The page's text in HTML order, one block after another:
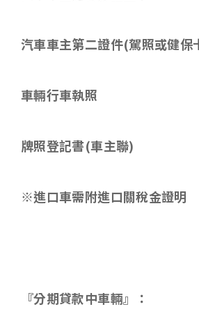
汽車車主第二證件(駕照或健保
車輛行車執照
牌照登記書(車主聯)
※進口車需附進口關稅金證明
『分期貸款中車輛』：